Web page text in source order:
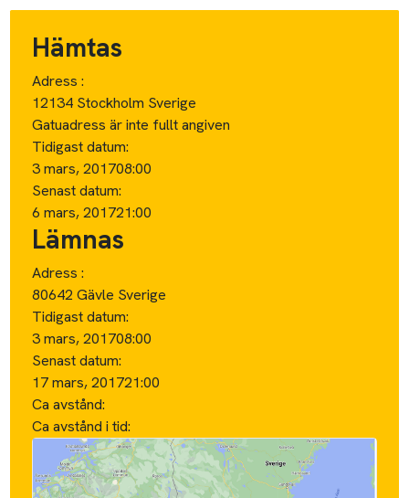
Hämtas
Adress :
12134 Stockholm Sverige
Gatuadress är inte fullt angiven
Tidigast datum:
3 mars, 201708:00
Senast datum:
6 mars, 201721:00
Lämnas
Adress :
80642 Gävle Sverige
Tidigast datum:
3 mars, 201708:00
Senast datum:
17 mars, 201721:00
Ca avstånd:
Ca avstånd i tid: